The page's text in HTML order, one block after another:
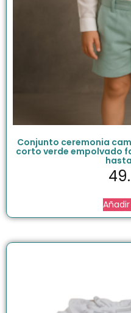
Conjunto ceremonia
corto verde empolvado